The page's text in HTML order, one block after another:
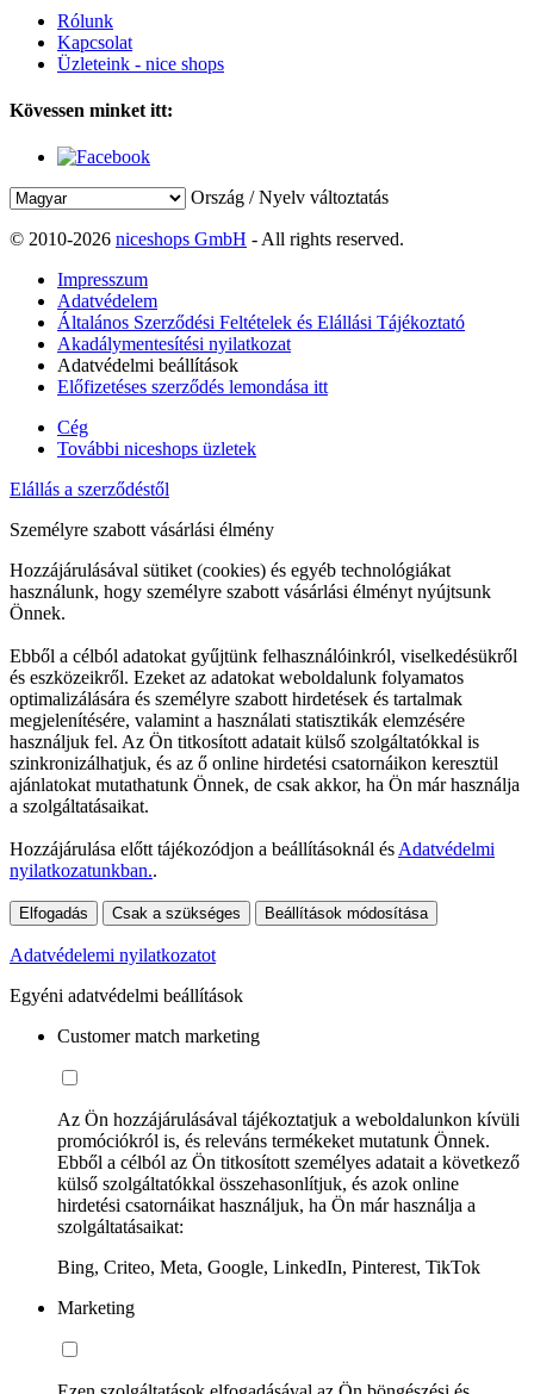
Rólunk
Kapcsolat
Üzleteink - nice shops
Kövessen minket itt:
Ország / Nyelv változtatás
© 2010-2026 niceshops GmbH - All rights reserved.
Impresszum
Adatvédelem
Általános Szerződési Feltételek és Elállási Tájékoztató
Akadálymentesítési nyilatkozat
Adatvédelmi beállítások
Előfizetéses szerződés lemondása itt
Cég
További niceshops üzletek
Elállás a szerződéstől
Személyre szabott vásárlási élmény
Hozzájárulásával sütiket (cookies) és egyéb technológiákat
használunk, hogy személyre szabott vásárlási élményt nyújtsunk
Önnek.
Ebből a célból adatokat gyűjtünk felhasználóinkról, viselkedésükről
és eszközeikről. Ezeket az adatokat weboldalunk folyamatos
optimalizálására és személyre szabott hirdetések és tartalmak
megjelenítésére, valamint a használati statisztikák elemzésére
használjuk fel. Az Ön titkosított adatait külső szolgáltatókkal is
szinkronizálhatjuk, és az ő online hirdetési csatornáikon keresztül
ajánlatokat mutathatunk Önnek, de csak akkor, ha Ön már használja
a szolgáltatásaikat.
Hozzájárulása előtt tájékozódjon a beállításoknál ésAdatvédelmi
nyilatkozatunkban..
Elfogadás Csak a szükséges Beállítások módosítása
Adatvédelemi nyilatkozatot
Egyéni adatvédelmi beállítások
Customer match marketing
Az Ön hozzájárulásával tájékoztatjuk a weboldalunkon kívüli
promóciókról is, és releváns termékeket mutatunk Önnek.
Ebből a célból az Ön titkosított személyes adatait a következő
külső szolgáltatókkal összehasonlítjuk, és azok online
hirdetési csatornáikat használjuk, ha Ön már használja a
szolgáltatásaikat:
Bing, Criteo, Meta, Google, LinkedIn, Pinterest, TikTok
Marketing